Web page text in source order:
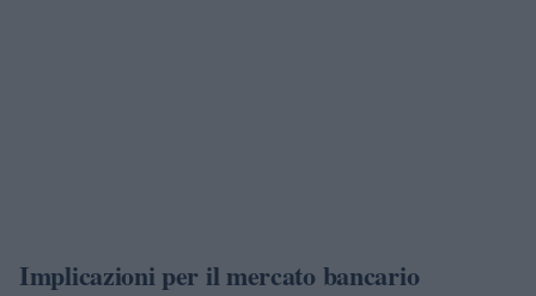
Implicazioni per il mercato bancario